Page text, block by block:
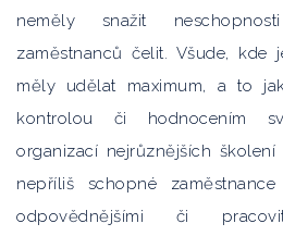
neměly snažit
zaměstnanců čelit. Všude,
měly udělat maximum, a to
kontrolou či hodnocením
organizací nejrůznějších
nepříliš schopné
odpovědnějšími či